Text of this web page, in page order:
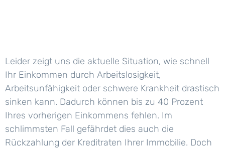
Leider zeigt uns die aktuelle Situation, wie schnell
Ihr Einkommen durch Arbeitslosigkeit,
Arbeitsunfähigkeit oder schwere Krankheit drastisch
sinken kann. Dadurch können bis zu 40 Prozent
Ihres vorherigen Einkommens fehlen. Im
schlimmsten Fall gefährdet dies auch die
Rückzahlung der Kreditraten Ihrer Immobilie. Doch